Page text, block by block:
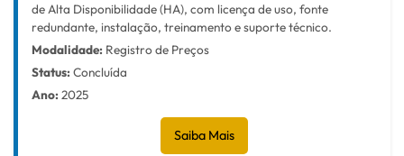
de Alta Disponibilidade (HA), com licença de uso, fonte
redundante, instalação, treinamento e suporte técnico.
Modalidade: Registro de Preços
Status: Concluída
Ano: 2025
Saiba Mais